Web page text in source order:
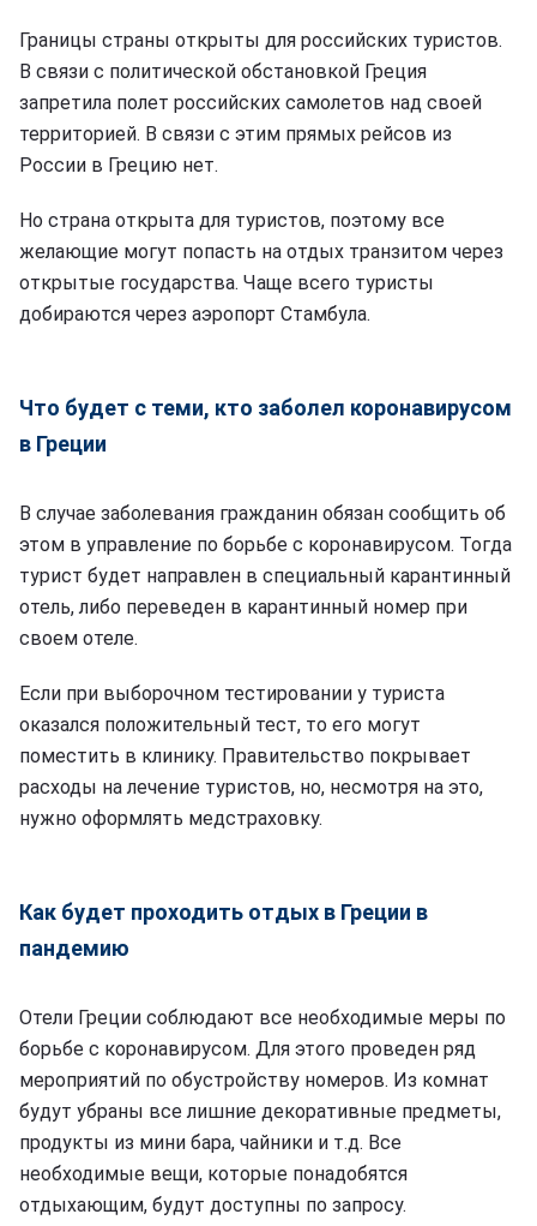
Границы страны открыты для российских туристов.
В связи с политической обстановкой Греция
запретила полет российских самолетов над своей
территорией. В связи с этим прямых рейсов из
России в Грецию нет.
Но страна открыта для туристов, поэтому все
желающие могут попасть на отдых транзитом через
открытые государства. Чаще всего туристы
добираются через аэропорт Стамбула.
Что будет с теми, кто заболел коронавирусом
в Греции
В случае заболевания гражданин обязан сообщить об
этом в управление по борьбе с коронавирусом. Тогда
турист будет направлен в специальный карантинный
отель, либо переведен в карантинный номер при
своем отеле.
Если при выборочном тестировании у туриста
оказался положительный тест, то его могут
поместить в клинику. Правительство покрывает
расходы на лечение туристов, но, несмотря на это,
нужно оформлять медстраховку.
Как будет проходить отдых в Греции в
пандемию
Отели Греции соблюдают все необходимые меры по
борьбе с коронавирусом. Для этого проведен ряд
мероприятий по обустройству номеров. Из комнат
будут убраны все лишние декоративные предметы,
продукты из мини бара, чайники и т.д. Все
необходимые вещи, которые понадобятся
отдыхающим, будут доступны по запросу.